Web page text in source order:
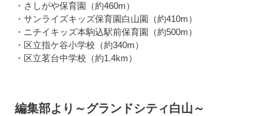
・さしがや保育園（約460m）
・サンライズキッズ保育園白山園（約410m）
・ニチイキッズ本駒込駅前保育園（約500m）
・区立指ケ谷小学校（約340m）
・区立茗台中学校（約1.4km）
編集部より～グランドシティ白山～